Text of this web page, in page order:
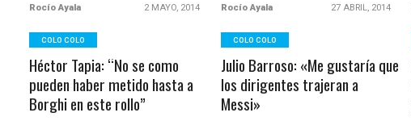
Rocío Ayala 2 MAYO, 2014 Rocío Ayala 27 ABRIL, 2014
COLO COLO
Héctor Tapia: “No se como
pueden haber metido hasta a
Borghi en este rollo”
COLO COLO
Julio Barroso: «Me gustaría que
los dirigentes trajeran a
Messi»